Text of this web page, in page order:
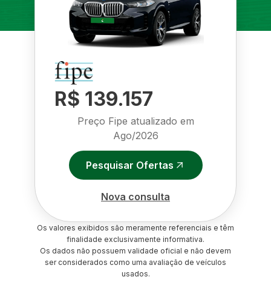
R$ 139.157
Preço Fipe atualizado em
Ago/2026
Pesquisar Ofertas
Nova consulta
Os valores exibidos são meramente referenciais e têm
finalidade exclusivamente informativa.
Os dados não possuem validade oficial e não devem
ser considerados como uma avaliação de veículos
usados.